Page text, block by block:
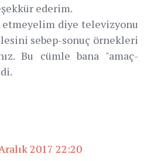
ederim.
etmeyelim diye televizyonu
sebep-sonuç örnekleri
Bu cümle bana "amaç-
2017 22:20